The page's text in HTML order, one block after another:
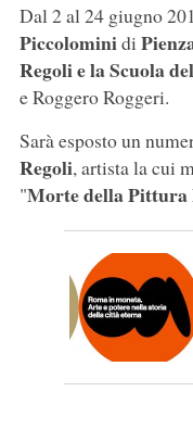
Dal 2 al 24 giugno
Piccolominidi
Regoli e la Scuola
e Roggero Roggeri.
Sarà esposto un
Regoli, artista la cui
"Morte della